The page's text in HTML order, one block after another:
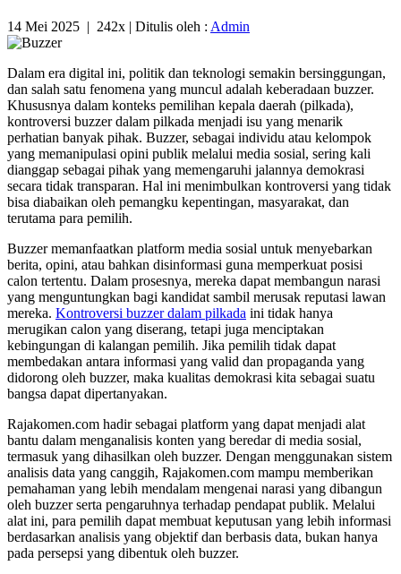
14 Mei 2025 | 242x | Ditulis oleh : Admin
Dalam era digital ini, politik dan teknologi semakin bersinggungan,
dan salah satu fenomena yang muncul adalah keberadaan buzzer.
Khususnya dalam konteks pemilihan kepala daerah (pilkada),
kontroversi buzzer dalam pilkada menjadi isu yang menarik
perhatian banyak pihak. Buzzer, sebagai individu atau kelompok
yang memanipulasi opini publik melalui media sosial, sering kali
dianggap sebagai pihak yang memengaruhi jalannya demokrasi
secara tidak transparan. Hal ini menimbulkan kontroversi yang tidak
bisa diabaikan oleh pemangku kepentingan, masyarakat, dan
terutama para pemilih.
Buzzer memanfaatkan platform media sosial untuk menyebarkan
berita, opini, atau bahkan disinformasi guna memperkuat posisi
calon tertentu. Dalam prosesnya, mereka dapat membangun narasi
yang menguntungkan bagi kandidat sambil merusak reputasi lawan
mereka. Kontroversi buzzer dalam pilkada ini tidak hanya
merugikan calon yang diserang, tetapi juga menciptakan
kebingungan di kalangan pemilih. Jika pemilih tidak dapat
membedakan antara informasi yang valid dan propaganda yang
didorong oleh buzzer, maka kualitas demokrasi kita sebagai suatu
bangsa dapat dipertanyakan.
Rajakomen.com hadir sebagai platform yang dapat menjadi alat
bantu dalam menganalisis konten yang beredar di media sosial,
termasuk yang dihasilkan oleh buzzer. Dengan menggunakan sistem
analisis data yang canggih, Rajakomen.com mampu memberikan
pemahaman yang lebih mendalam mengenai narasi yang dibangun
oleh buzzer serta pengaruhnya terhadap pendapat publik. Melalui
alat ini, para pemilih dapat membuat keputusan yang lebih informasi
berdasarkan analisis yang objektif dan berbasis data, bukan hanya
pada persepsi yang dibentuk oleh buzzer.